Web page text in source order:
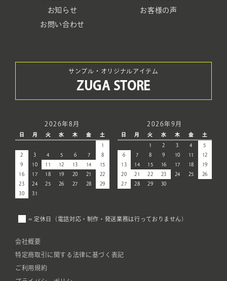
お知らせ
お客様の声
お問い合わせ
サンプル・オリジナルアイテム
ZUGA STORE
2026年8月
日 月 火 水 木 金 土
1
2 3 4 5 6 7 8
9 10 11 12 13 14 15
16 17 18 19 20 21 22
23 24 25 26 27 28 29
30 31
2026年9月
日 月 火 水 木 金 土
1 2 3 4 5
6 7 8 9 10 11 12
13 14 15 16 17 18 19
20 21 22 23 24 25 26
27 28 29 30
= 定休日（電話対応・制作・発送業務は行っておりません）
会社概要
特定商取引に関する法律に基づく表記
ご利用規約